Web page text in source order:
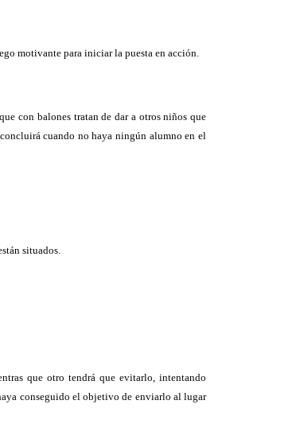
motivante para iniciar la puesta en acción.
con balones tratan de dar a otros niños que
cuando no haya ningún alumno en el
situados.
que otro tendrá que evitarlo, intentando
conseguido el objetivo de enviarlo al lugar